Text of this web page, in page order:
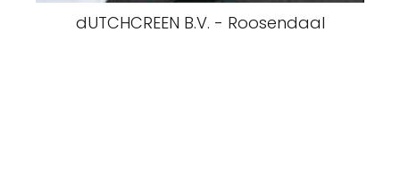
dUTCHCREEN B.V. - Roosendaal